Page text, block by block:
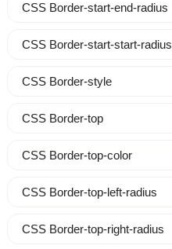
CSS Border-start-end-radius
CSS Border-start-start-radius
CSS Border-style
CSS Border-top
CSS Border-top-color
CSS Border-top-left-radius
CSS Border-top-right-radius